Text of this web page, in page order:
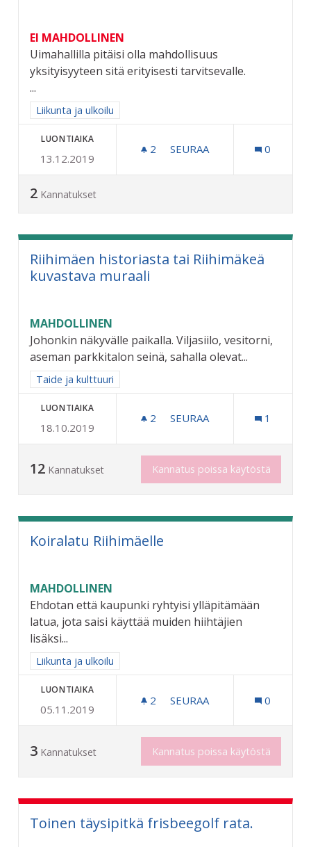
EI MAHDOLLINEN
Uimahallilla pitäisi olla mahdollisuus
yksityisyyteen sitä erityisesti tarvitsevalle.
...
Rajaa tulokset aihepiirin mukaan: Liikunta ja ulkoilu
Liikunta ja ulkoilu
LUONTIAIKA
13.12.2019
2 2 SEURAAJAA
SEURAA 0
2 Kannatukset
Riihimäen historiasta tai Riihimäkeä
kuvastava muraali
MAHDOLLINEN
Johonkin näkyvälle paikalla. Viljasiilo, vesitorni,
aseman parkkitalon seinä, sahalla olevat...
Rajaa tulokset aihepiirin mukaan: Taide ja kulttuuri
Taide ja kulttuuri
LUONTIAIKA
18.10.2019
2 2 SEURAAJAA
SEURAA 1
12 Kannatukset Kannatus poissa käytöstä
Koiralatu Riihimäelle
MAHDOLLINEN
Ehdotan että kaupunki ryhtyisi ylläpitämään
latua, jota saisi käyttää muiden hiihtäjien
lisäksi...
Rajaa tulokset aihepiirin mukaan: Liikunta ja ulkoilu
Liikunta ja ulkoilu
LUONTIAIKA
05.11.2019
2 2 SEURAAJAA
SEURAA 0
3 Kannatukset Kannatus poissa käytöstä
Toinen täysipitkä frisbeegolf rata.